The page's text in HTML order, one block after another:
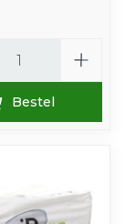
Bestel